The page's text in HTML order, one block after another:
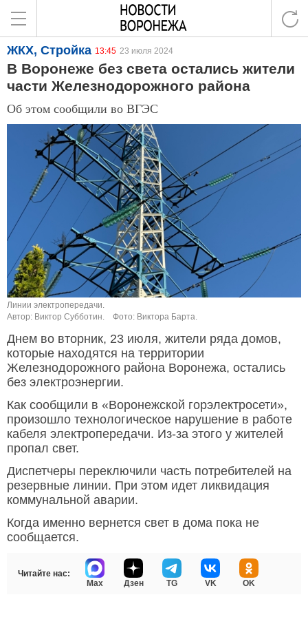
ЖКХ, Стройка 13:45 23 июля 2024
В Воронеже без света остались жители
части Железнодорожного района
Об этом сообщили во ВГЭС
Линии электропередачи.
Автор: Виктор Субботин.
Фото: Виктора Барта.
Днем во вторник, 23 июля, жители ряда домов,
которые находятся на территории
Железнодорожного района Воронежа, остались
без электроэнергии.
Как сообщили в «Воронежской горэлектросети»,
произошло технологическое нарушение в работе
кабеля электропередачи. Из-за этого у жителей
пропал свет.
Диспетчеры переключили часть потребителей на
резервные линии. При этом идет ликвидация
коммунальной аварии.
Когда именно вернется свет в дома пока не
сообщается.
Читайте нас:
Max
Дзен TG VK OK